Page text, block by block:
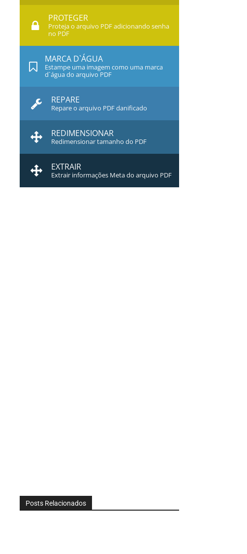
PROTEGER
Proteja o arquivo PDF adicionando senha
no PDF
MARCA D`ÁGUA
Estampe uma imagem como uma marca
d`água do arquivo PDF
REPARE
Repare o arquivo PDF danificado
REDIMENSIONAR
Redimensionar tamanho do PDF
EXTRAIR
Extrair informações Meta do arquivo PDF
Posts Relacionados